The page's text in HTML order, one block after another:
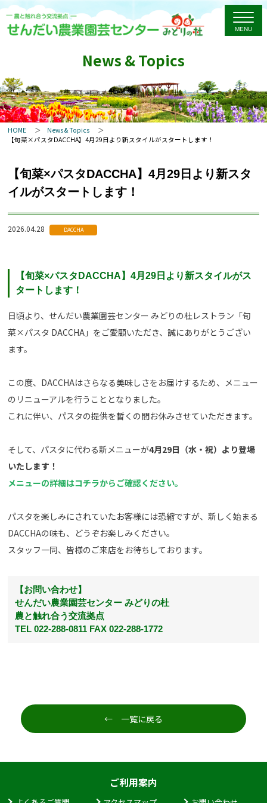
News & Topics
HOME
News & Topics
【旬菜×パスタDACCHA】4月29日より新スタイルがスタートします！
【旬菜×パスタDACCHA】4月29日より新スタ
イルがスタートします！
2026.04.28 DACCHA
【旬菜×パスタDACCHA】4月29日より新スタイルがス
タートします！
日頃より、せんだい農業園芸センター みどりの杜レストラン「旬
菜×パスタ DACCHA」をご愛顧いただき、誠にありがとうござい
ます。
この度、DACCHAはさらなる美味しさをお届けするため、メニュー
のリニューアルを行うこととなりました。
これに伴い、パスタの提供を暫くの間お休みさせていただきます。
そして、パスタに代わる新メニューが4月29日（水・祝）より登場
いたします！
メニューの詳細はコチラからご確認ください。
パスタを楽しみにされていたお客様には恐縮ですが、新しく始まる
DACCHAの味も、どうぞお楽しみください。
スタッフ一同、皆様のご来店をお待ちしております。
【お問い合わせ】
せんだい農業園芸センター みどりの杜
農と触れ合う交流拠点
TEL 022-288-0811 FAX 022-288-1772
← 一覧に戻る
ご利用案内